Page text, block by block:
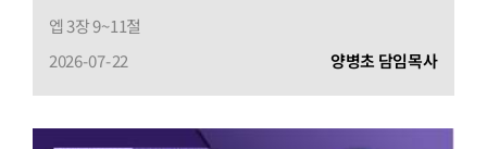
엡 3장 9~11절
2026-07-22
양병초 담임목사